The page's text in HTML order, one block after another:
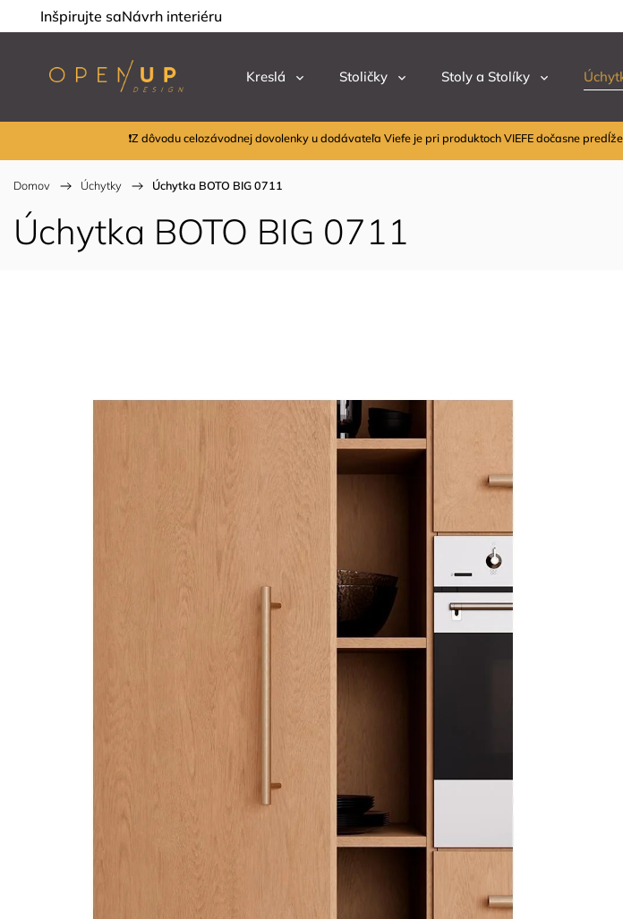
Inšpirujte saNávrh interiéru
Kreslá Stoličky Stoly a Stolíky
❗Z dôvodu celozávodnej dovolenky u dodávateľa Viefe je pri produktoch VIEFE dočasne
Domov / Úchytky / Úchytka BOTO BIG 0711
Úchytka BOTO BIG 0711